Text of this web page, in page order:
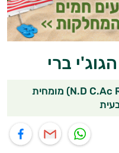
ברי
עמרית בן סירה (N.D C.Ac Re.Na) מומחית